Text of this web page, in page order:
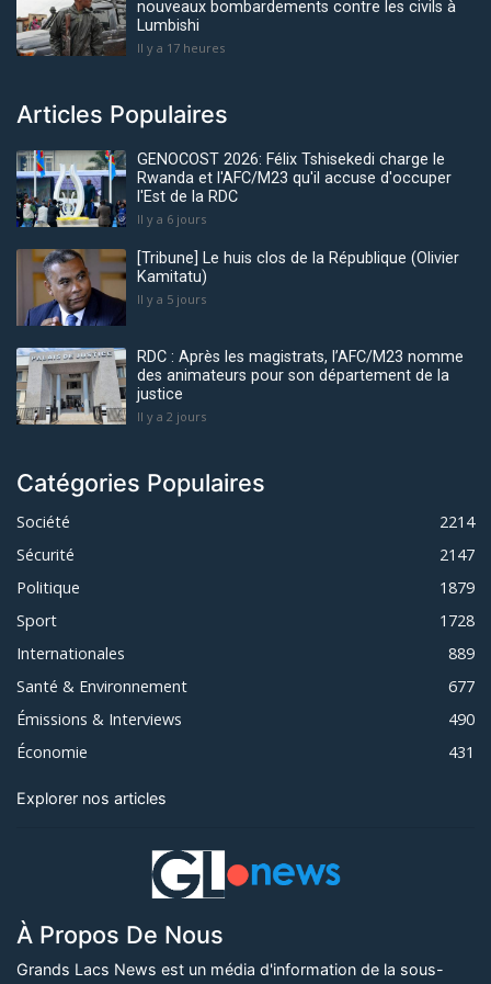
nouveaux bombardements contre les civils à
Lumbishi
Il y a 17 heures
Articles Populaires
GENOCOST 2026: Félix Tshisekedi charge le
Rwanda et l'AFC/M23 qu'il accuse d'occuper
l'Est de la RDC
Il y a 6 jours
[Tribune] Le huis clos de la République (Olivier
Kamitatu)
Il y a 5 jours
RDC : Après les magistrats, l’AFC/M23 nomme
des animateurs pour son département de la
justice
Il y a 2 jours
Catégories Populaires
Société
2214
Sécurité
2147
Politique
1879
Sport
1728
Internationales
889
Santé & Environnement
677
Émissions & Interviews
490
Économie
431
Explorer nos articles
À Propos De Nous
Grands Lacs News est un média d'information de la sous-